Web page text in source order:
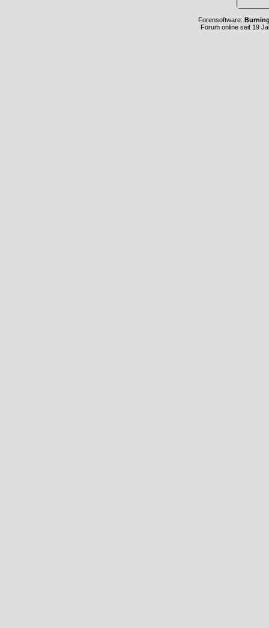
Forensoftware:
Forum online seit 19